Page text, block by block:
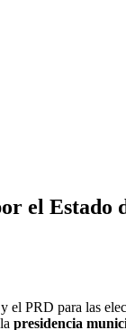
el Estado
el PRD para las
presidencia